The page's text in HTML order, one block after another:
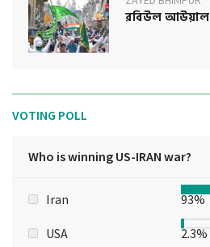
রবিউল আউয়াল
VOTING POLL
Who is winning US-IRAN war?
Iran 93%
USA 2.3%